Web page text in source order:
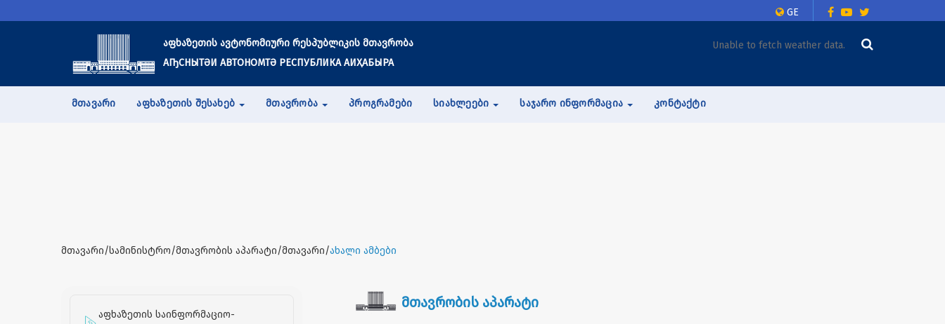
GE
აფხაზეთის ავტონომიური რესპუბლიკის მთავრობა
АҦСНЫТӘИ АВТОНОМТӘ РЕСПУБЛИКА АИҲАБЫРА
Unable to fetch weather data.
ᲛᲗᲐᲕᲐᲠᲘ ᲐᲤᲮᲐᲖᲔᲗᲘᲡ ᲨᲔᲡᲐᲮᲔᲑ ᲛᲗᲐᲕᲠᲝᲑᲐ ᲞᲠᲝᲒᲠᲐᲛᲔᲑᲘ ᲡᲘᲐᲮᲚᲔᲔᲑᲘ ᲡᲐᲯᲐᲠᲝ ᲘᲜᲤᲝᲠᲛᲐᲪᲘᲐ ᲙᲝᲜᲢᲐᲥᲢᲘ
მთავარი/სამინისტრო/მთავრობის აპარატი/მთავარი/ახალი ამბები
აფხაზეთის საინფორმაციო-
მთავრობის აპარატი